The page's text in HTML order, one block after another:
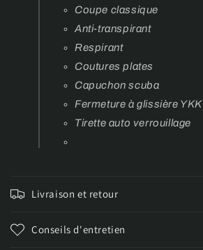
Coupe classique
Anti-transpirant
Respirant
Coutures plates
Capuchon scuba
Fermeture à glissière YKK
Tirette auto verrouillage
Livraison et retour
Conseils d'entretien